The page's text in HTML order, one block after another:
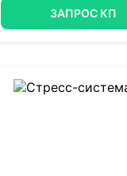
ЗАПРОС КП